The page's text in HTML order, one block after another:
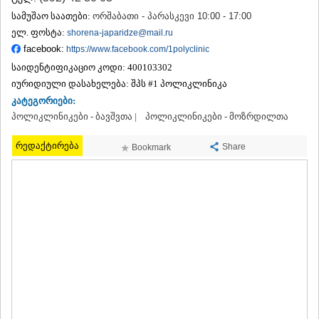
ᲗᲔᲠᲯᲝᲚᲐ
ᲡᲐᲛᲢᲠᲔᲓᲘᲐ
ᲡᲐᲩᲮᲔᲠᲔ
ᲢᲧᲘᲑᲣᲚᲘ
ᲥᲣᲗᲐᲘᲡᲘ
ᲬᲧᲐᲚᲢᲣᲑᲝ
ᲭᲘᲐᲗᲣᲠᲐ
ᲮᲐᲠᲐᲒᲐᲣᲚᲘ
ᲮᲝᲜᲘ
ᲙᲐᲮᲔᲗᲘ
ᲐᲮᲛᲔᲢᲐ
სამუშაო საათები: ორშაბათი - პარასკევი 10:00 - 17:00
ელ. ფოსტა: shorena-japaridze@mail.ru
facebook: https://www.facebook.com/1polyclinic
საიდენტიფიკაციო კოდი: 400103302
იურიდიული დასახელება: შპს #1 პოლიკლინიკა
კატეგორიები:
პოლიკლინიკები - ბავშვთა | პოლიკლინიკები - მოზრდილთა
რედაქტირება Bookmark Share